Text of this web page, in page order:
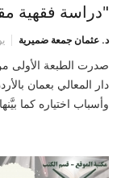
"دراسة فقهية
د. عثمان جمعة ضميرية
وأسباب اختياره كما